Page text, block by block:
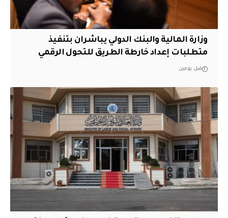
وزارة المالية والبنك الدولي يباشران بتنفيذ
متطلبات إعداد خارطة الطريق للتحول الرقمي
قبل يومين